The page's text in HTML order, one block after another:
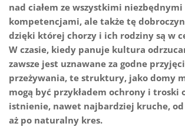
nad ciałem ze wszystkimi niezbędnymi
kompetencjami, ale także tę
dzięki której chorzy i ich rodziny są w
W czasie, kiedy panuje kultura
zawsze jest uznawane za godne
przeżywania, te struktury, jako domy
mogą być przykładem ochrony i troski
istnienie, nawet najbardziej kruche, od
aż po naturalny kres.